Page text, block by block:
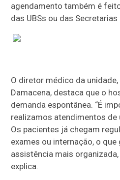
agendamento também é
das UBSs ou das
O diretor médico da
Damacena, destaca que o
demanda espontânea. “É
realizamos atendimentos de
Os pacientes já chegam
exames ou internação, o que
assistência mais
explica.